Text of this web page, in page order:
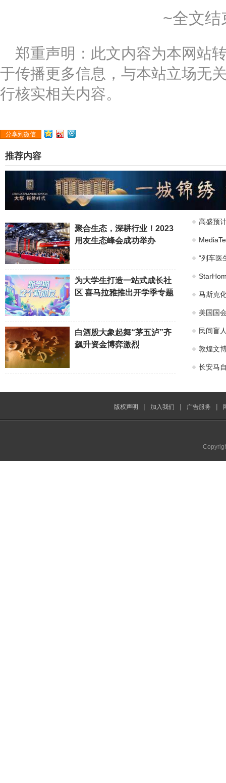
~全文结
郑重声明：此文内容为本网站
于传播更多信息，与本站立场无
行核实相关内容。
分享到微信
推荐内容
聚合生态，深耕行业！2023
用友生态峰会成功举办
为大学生打造一站式成长社
区 喜马拉雅推出开学季专题
白酒股大象起舞“茅五泸”齐
飙升资金博弈激烈
高盛预
“列车医
马斯克
美国国
民间盲
敦煌文
长安马
版权声明 | 加入我们 | 广告服务 |